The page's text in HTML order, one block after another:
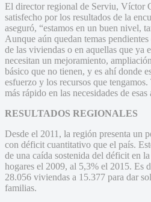
El director regional de Serviu, Víctor
satisfecho por los resultados de la
aseguró, “estamos en un buen nivel,
Aunque aún quedan temas
de las viviendas o en aquellas que ya
necesitan un mejoramiento,
básico que no tienen, y es ahí donde
esfuerzo y los recursos que
más rápido en las necesidades de esas
RESULTADOS REGIONALES
Desde el 2011, la región presenta un
con déficit cuantitativo que el país.
de una caída sostenida del déficit en
hogares el 2009, al 5,3% el 2015. Es
28.056 viviendas a 15.377 para dar
familias.